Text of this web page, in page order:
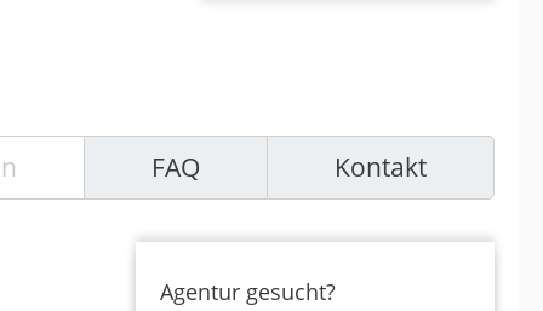
FAQ Kontakt
Agentur gesucht?